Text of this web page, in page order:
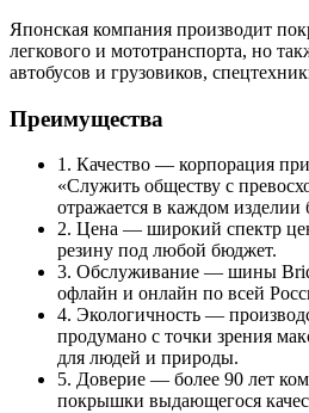
Японская компания производит
легкового и мототранспорта, но
автобусов и грузовиков,
Преимущества
1. Качество — корпорация
«Служить обществу с
отражается в каждом изделии
2. Цена — широкий спектр
резину под любой бюджет.
3. Обслуживание — шины
офлайн и онлайн по всей
4. Экологичность —
продумано с точки зрения
для людей и природы.
5. Доверие — более 90 лет
покрышки выдающегося